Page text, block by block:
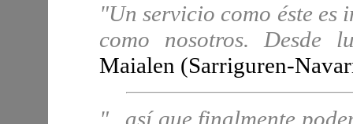
"Un servicio como éste es
como nosotros. Desde
Maialen (Sarriguren-
"...así que finalmente